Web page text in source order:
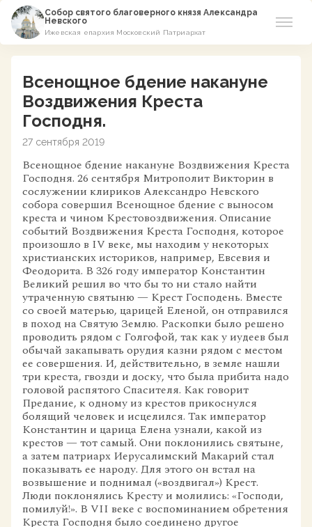
Собор святого благоверного князя Александра
Невского
Ижевская епархия Московский Патриархат
Азы Православия
Расписание
Виртуальный музей
Пожертвование
Контакты
Всенощное бдение накануне
Воздвижения Креста
Господня.
27 сентября 2019
Всенощное бдение накануне Воздвижения Креста
Господня. 26 сентября Митрополит Викторин в
сослужении клириков Александро Невского
собора совершил Всенощное бдение с выносом
креста и чином Крестовоздвижения. Описание
событий Воздвижения Креста Господня, которое
произошло в IV веке, мы находим у некоторых
христианских историков, например, Евсевия и
Феодорита. В 326 году император Константин
Великий решил во что бы то ни стало найти
утраченную святыню — Крест Господень. Вместе
со своей матерью, царицей Еленой, он отправился
в поход на Святую Землю. Раскопки было решено
проводить рядом с Голгофой, так как у иудеев был
обычай закапывать орудия казни рядом с местом
ее совершения. И, действительно, в земле нашли
три креста, гвозди и доску, что была прибита надо
головой распятого Спасителя. Как говорит
Предание, к одному из крестов прикоснулся
болящий человек и исцелился. Так император
Константин и царица Елена узнали, какой из
крестов — тот самый. Они поклонились святыне,
а затем патриарх Иерусалимский Макарий стал
показывать ее народу. Для этого он встал на
возвышение и поднимал («воздвигал») Крест.
Люди поклонялись Кресту и молились: «Господи,
помилуй!». В VII веке с воспоминанием обретения
Креста Господня было соединено другое